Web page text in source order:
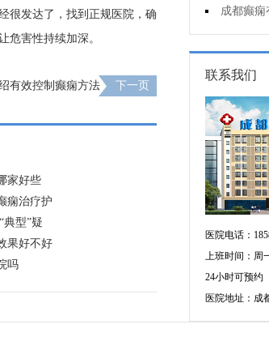
很发达了，找到正规医院，确
危害性持续加深。
有效控制癫痫方法 下一页
家好些
痫治疗护
典型”疑
果好不好
吗
治疗癫痫病
成都癫痫
期怎么治疗?
联系我们
医院电话：
上班时间：周
24小时可预约
医院地址：成